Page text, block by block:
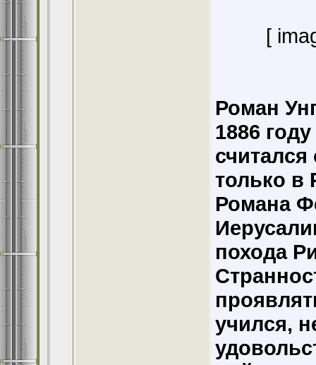
[
Роман
1886
только в
Романа
похода
учился,